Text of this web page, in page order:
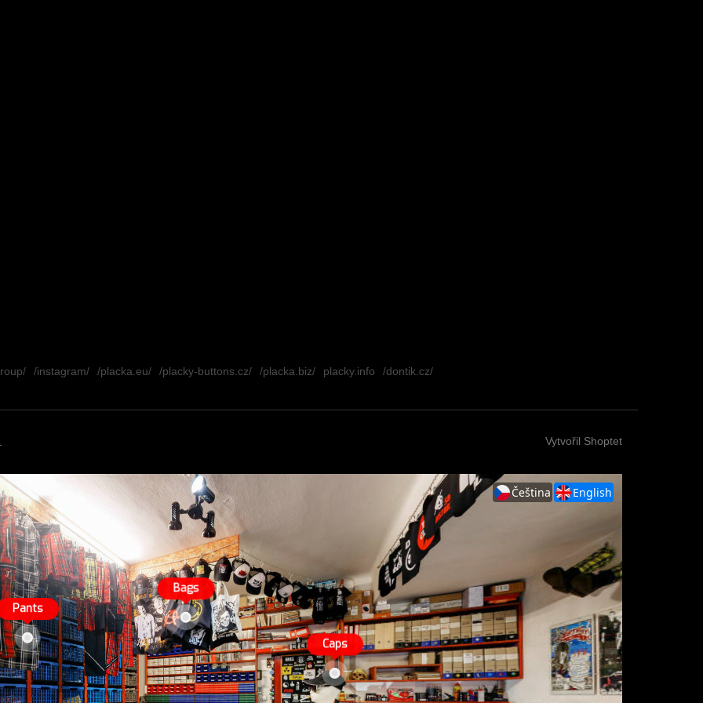
/instagram/ /placka.eu/ /placky-buttons.cz/ /placka.biz/ placky.info /dontik.cz/
Vytvořil Shoptet